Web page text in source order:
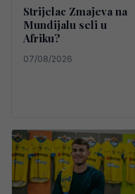
Strijelac Zmajeva na
Mundijalu seli u
Afriku?
07/08/2026